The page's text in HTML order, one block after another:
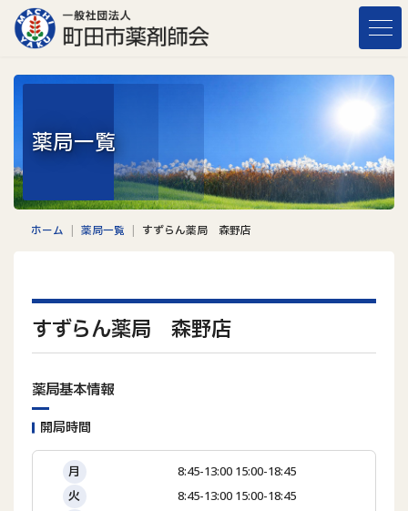
薬局一覧
ホーム 薬局一覧 すずらん薬局 森野店
すずらん薬局 森野店
薬局基本情報
開局時間
月
8:45-13:00 15:00-18:45
火
8:45-13:00 15:00-18:45